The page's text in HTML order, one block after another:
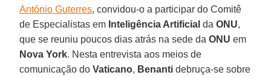
António Guterres, convidou-o a participar do Comitê
de Especialistas em Inteligência Artificial daONU,
que se reuniu poucos dias atrás na sede daONU em
Nova York. Nesta entrevista aos meios de
comunicação doVaticano, Benanti debruça-se sobre